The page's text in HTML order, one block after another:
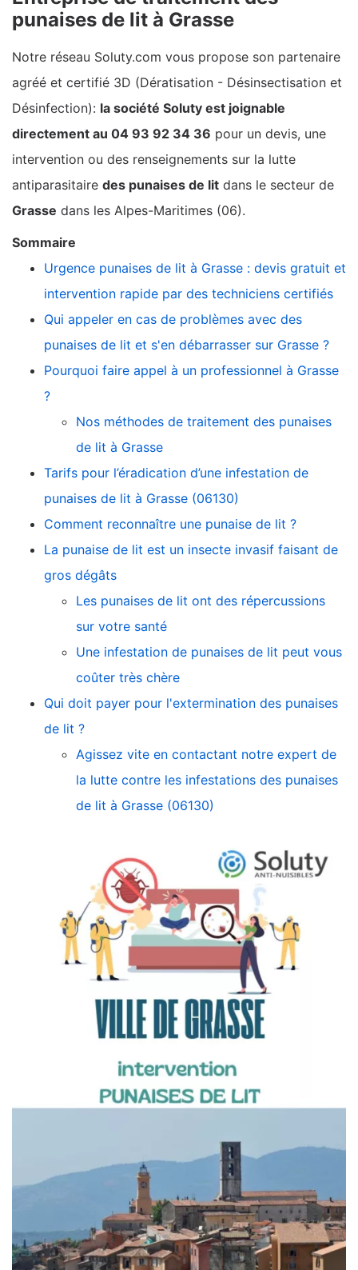
punaises de lit à Grasse
Notre réseau Soluty.com vous propose son partenaire
agréé et certifié 3D (Dératisation - Désinsectisation et
Désinfection): la société Soluty est joignable
directement au 04 93 92 34 36 pour un devis, une
intervention ou des renseignements sur la lutte
antiparasitaire des punaises de lit dans le secteur de
Grasse dans les Alpes-Maritimes (06).
Sommaire
Urgence punaises de lit à Grasse : devis gratuit et
intervention rapide par des techniciens certifiés
Qui appeler en cas de problèmes avec des
punaises de lit et s'en débarrasser sur Grasse ?
Pourquoi faire appel à un professionnel à Grasse
?
Nos méthodes de traitement des punaises
de lit à Grasse
Tarifs pour l’éradication d’une infestation de
punaises de lit à Grasse (06130)
Comment reconnaître une punaise de lit ?
La punaise de lit est un insecte invasif faisant de
gros dégâts
Les punaises de lit ont des répercussions
sur votre santé
Une infestation de punaises de lit peut vous
coûter très chère
Qui doit payer pour l'extermination des punaises
de lit ?
Agissez vite en contactant notre expert de
la lutte contre les infestations des punaises
de lit à Grasse (06130)